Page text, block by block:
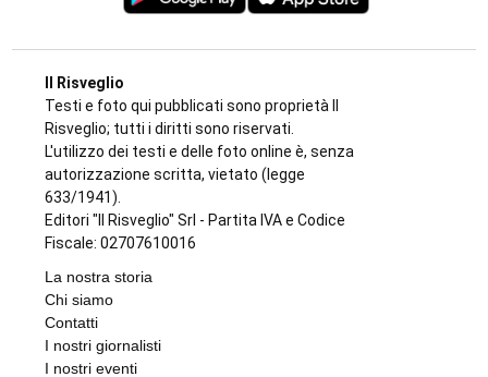
Il Risveglio
Testi e foto qui pubblicati sono proprietà Il
Risveglio; tutti i diritti sono riservati.
L'utilizzo dei testi e delle foto online è, senza
autorizzazione scritta, vietato (legge
633/1941).
Editori "Il Risveglio" Srl - Partita IVA e Codice
Fiscale: 02707610016
La nostra storia
Chi siamo
Contatti
I nostri giornalisti
I nostri eventi